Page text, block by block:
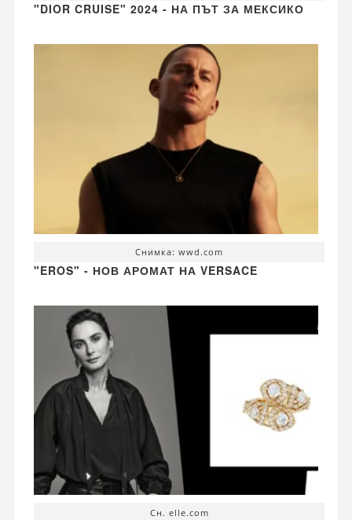
"DIOR CRUISE" 2024 - НА ПЪТ ЗА МЕКСИКО
Снимка: wwd.com
"EROS" - НОВ АРОМАТ НА VERSACE
Сн. elle.com